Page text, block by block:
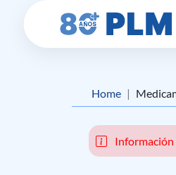
Home
Información